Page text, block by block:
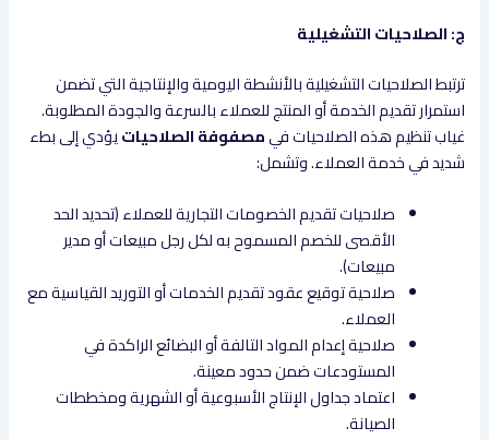
ج: الصلاحيات التشغيلية
ترتبط الصلاحيات التشغيلية بالأنشطة اليومية والإنتاجية التي تضمن
استمرار تقديم الخدمة أو المنتج للعملاء بالسرعة والجودة المطلوبة.
غياب تنظيم هذه الصلاحيات فيمصفوفة الصلاحياتيؤدي إلى بطء
شديد في خدمة العملاء. وتشمل:
صلاحيات تقديم الخصومات التجارية للعملاء (تحديد الحد
الأقصى للخصم المسموح به لكل رجل مبيعات أو مدير
مبيعات).
صلاحية توقيع عقود تقديم الخدمات أو التوريد القياسية مع
العملاء.
صلاحية إعدام المواد التالفة أو البضائع الراكدة في
المستودعات ضمن حدود معينة.
اعتماد جداول الإنتاج الأسبوعية أو الشهرية ومخططات
الصيانة.